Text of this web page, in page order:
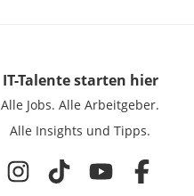
IT-Talentestarten hier
Alle Jobs. Alle Arbeitgeber.
Alle Insights und Tipps.